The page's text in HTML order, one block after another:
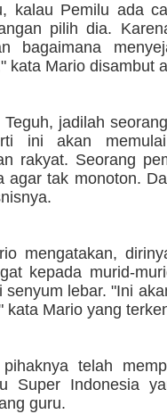
kalau Pemilu ada
pilih dia.
bagaimana
kata Mario disambut
jadilah
ini akan
rakyat. Seorang
agar tak monoton.
mengatakan,
kepada murid-
senyum lebar. "Ini
kata Mario yang
telah
Super Indonesia
guru.